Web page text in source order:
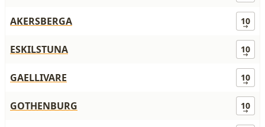
AKERSBERGA 10
ESKILSTUNA 10
GAELLIVARE 10
GOTHENBURG 10